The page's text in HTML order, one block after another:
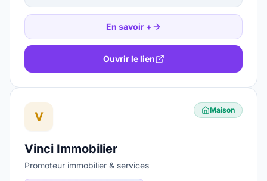
En savoir +
Ouvrir le lien
V Maison
Vinci Immobilier
Promoteur immobilier & services